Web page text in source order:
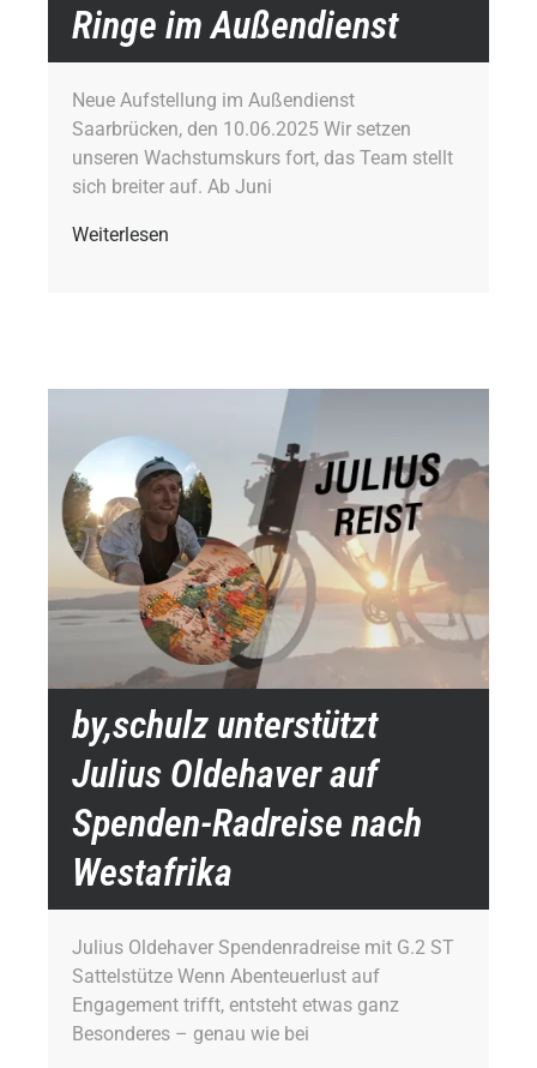
Ringe im Außendienst
Neue Aufstellung im Außendienst
Saarbrücken, den 10.06.2025 Wir setzen
unseren Wachstumskurs fort, das Team stellt
sich breiter auf. Ab Juni
Weiterlesen
by,schulz unterstützt
Julius Oldehaver auf
Spenden-Radreise nach
Westafrika
Julius Oldehaver Spendenradreise mit G.2 ST
Sattelstütze Wenn Abenteuerlust auf
Engagement trifft, entsteht etwas ganz
Besonderes – genau wie bei